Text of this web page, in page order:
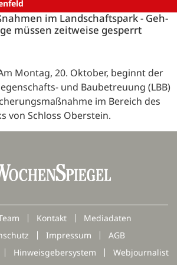
im Landschaftspark - Geh-
müssen zeitweise gesperrt
Montag, 20. Oktober, beginnt der
und Baubetreuung (LBB)
im Bereich des
von Schloss Oberstein.
Kontakt
Mediadaten
Impressum
AGB
Hinweisgebersystem Webjournalist